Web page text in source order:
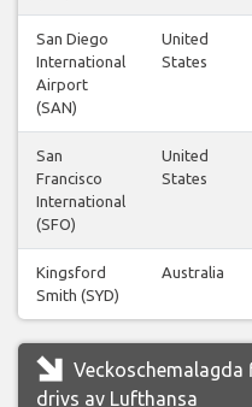
San Diego
International
Airport
(SAN)
United
States
San
Francisco
International
(SFO)
United
States
Kingsford
Smith (SYD)
Australia
drivs av Lufthansa